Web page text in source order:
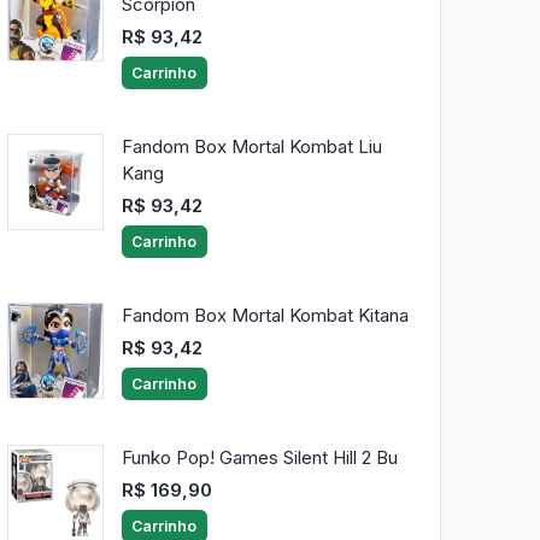
R$ 93,42
Carrinho
Fandom Box Mortal Kombat Liu
Kang
R$ 93,42
Carrinho
Fandom Box Mortal Kombat Kitana
R$ 93,42
Carrinho
Funko Pop! Games Silent Hill 2 Bu
R$ 169,90
Carrinho